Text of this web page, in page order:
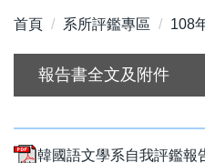
首頁 系所評鑑專區 108
報告書全文及附件
韓國語文學系自我評鑑報